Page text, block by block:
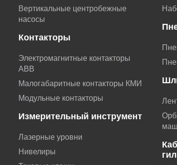
Вертикальные центробежные
насосы
Контакторы
Электромагнитные контакторы
АВВ
Малогабаритные контакторы КМИ
Модульные контакторы
Измерительный инструмент
Лазерные уровни
Нивелиры